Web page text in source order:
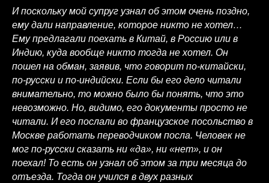
И поскольку мой супруг узнал об этом очень поздно,
ему дали направление, которое никто не хотел…
Ему предлагали поехать в Китай, в Россию или в
Индию, куда вообще никто тогда не хотел. Он
пошел на обман, заявив, что говорит по-китайски,
по-русски и по-индийски. Если бы его дело читали
внимательно, то можно было бы понять, что это
невозможно. Но, видимо, его документы просто не
читали. И его послали во французское посольство в
Москве работать переводчиком посла. Человек не
мог по-русски сказать ни «да», ни «нет», и он
поехал! То есть он узнал об этом за три месяца до
отъезда. Тогда он учился в двух разных